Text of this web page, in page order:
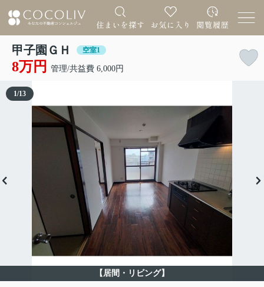
甲子園ＧＨ 空室1
8万円 管理/共益費 6,000円
【居間・リビング】
1/13